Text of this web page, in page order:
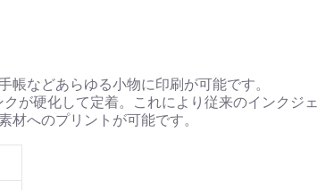
帳などあらゆる小物に印刷が可能です。
が硬化して定着。これにより従来のインクジ
材へのプリントが可能です。